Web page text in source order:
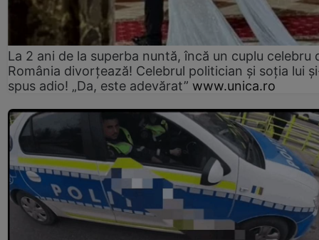
La 2 ani de la superba nuntă, încă un cuplu celebru
România divorțează! Celebrul politician și soția lui
spus adio! „Da, este adevărat” www.unica.ro